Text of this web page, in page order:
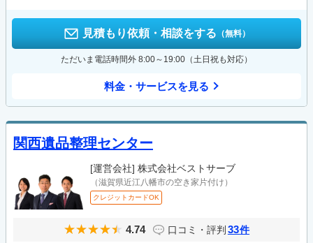
見積もり依頼・相談をする （無料）
ただいま電話時間外 8:00～19:00（土日祝も対応）
料金・サービスを見る
関西遺品整理センター
[運営会社] 株式会社ベストサーブ
（滋賀県近江八幡市の空き家片付け）
クレジットカードOK
4.74 口コミ・評判 33件